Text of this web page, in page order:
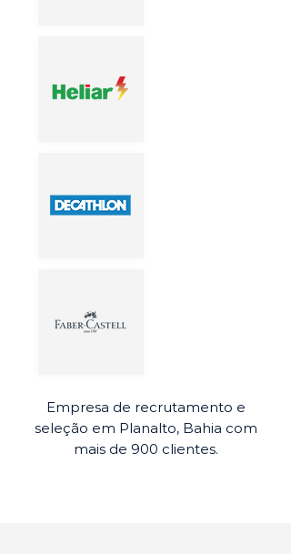
Empresa de recrutamento e
seleção em Planalto, Bahia com
mais de 900 clientes.